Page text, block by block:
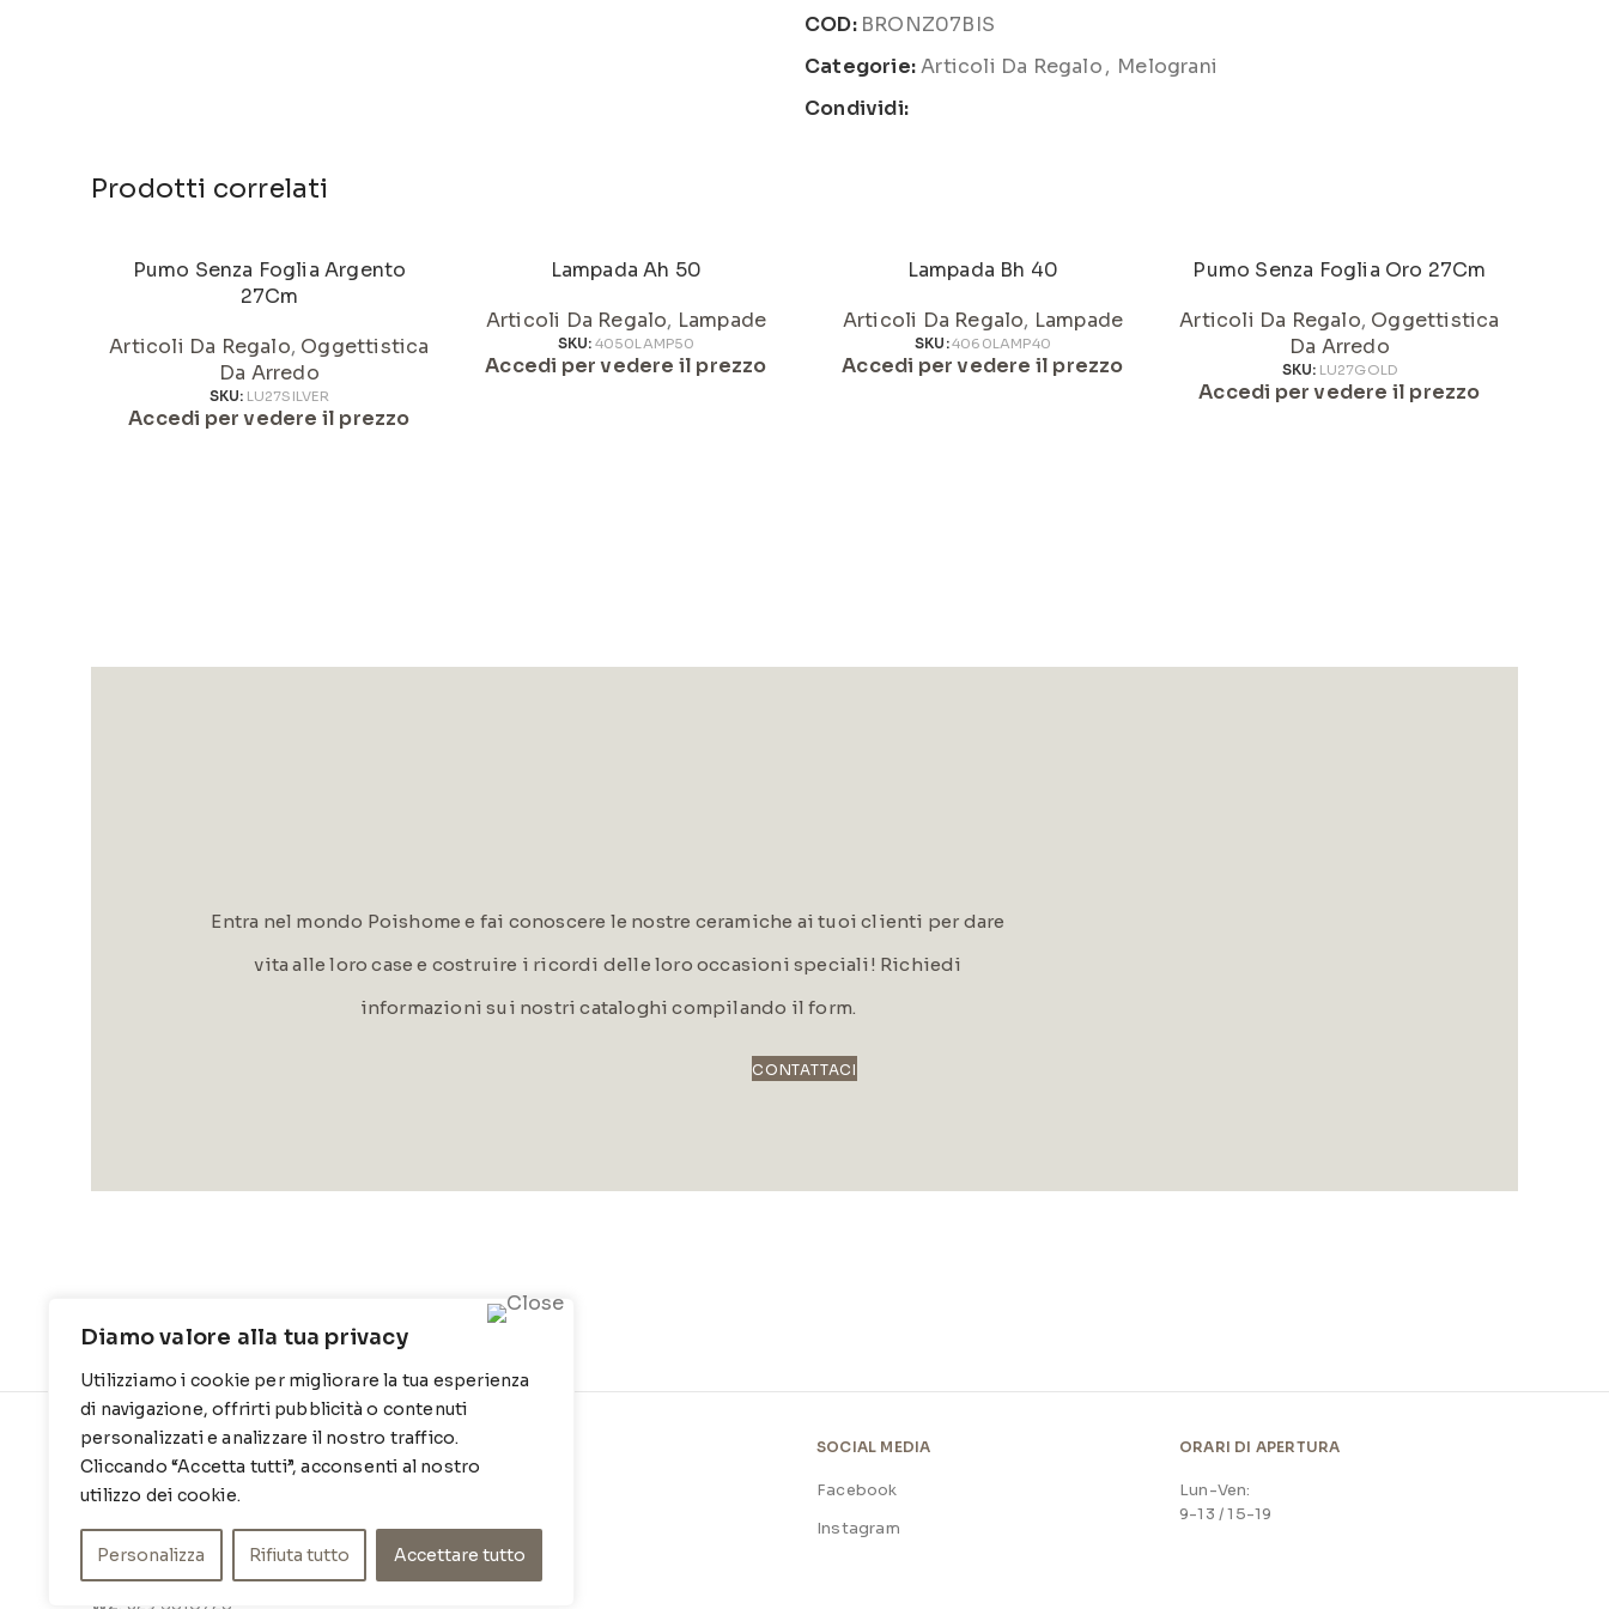
Diamo valore alla tua privacy
Utilizziamo i cookie per migliorare la tua esperienza
di navigazione, offrirti pubblicità o contenuti
personalizzati e analizzare il nostro traffico.
Cliccando “Accetta tutti”, acconsenti al nostro
utilizzo dei cookie.
Personalizza Rifiuta tutto Accettare tutto
COD: BRONZ07BIS
Categorie: Articoli Da Regalo, Melograni
Condividi:
Prodotti correlati
Pumo Senza Foglia Argento
27Cm
Articoli Da Regalo, Oggettistica
Da Arredo
SKU: LU27SILVER
Accedi per vedere il prezzo
Lampada Ah 50
Articoli Da Regalo, Lampade
SKU: 4050LAMP50
Accedi per vedere il prezzo
Lampada Bh 40
Articoli Da Regalo, Lampade
SKU:4060LAMP40
Accedi per vedere il prezzo
Pumo Senza Foglia Oro 27Cm
Articoli Da Regalo, Oggettistica
Da Arredo
SKU: LU27GOLD
Accedi per vedere il prezzo
Entra nel mondo Poishome e fai conoscere le nostre ceramiche ai tuoi clienti per dare
vita alle loro case e costruire i ricordi delle loro occasioni speciali! Richiedi
informazioni sui nostri cataloghi compilando il form.
CONTATTACI
CONTATTI
Contrada Locosantissimo 1316 - 70044
T: 080 917 78 89
WZ : 329 6510725
INFO
Cookie Policy
Privacy Policy
SOCIAL MEDIA
Facebook
Instagram
ORARI DI APERTURA
Lun-Ven:
9-13 / 15-19